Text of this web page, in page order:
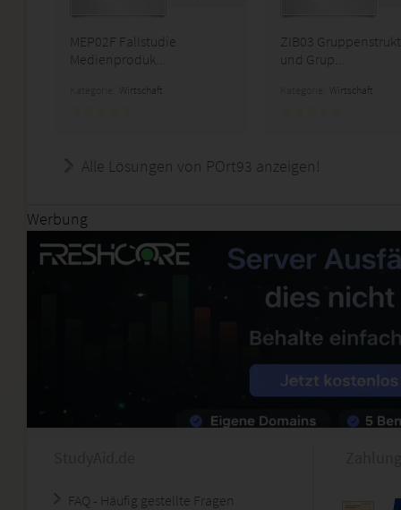
MEP02F Fallstudie
Medienproduk...
Wirtschaft
ZIB03
und Grup...
Wirtschaft
Alle Lösungen von POrt93 anzeigen!
Werbung
FAQ - Häufig gestellte Fragen